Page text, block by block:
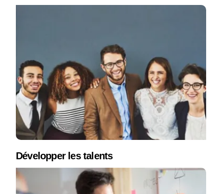
Développer les talents